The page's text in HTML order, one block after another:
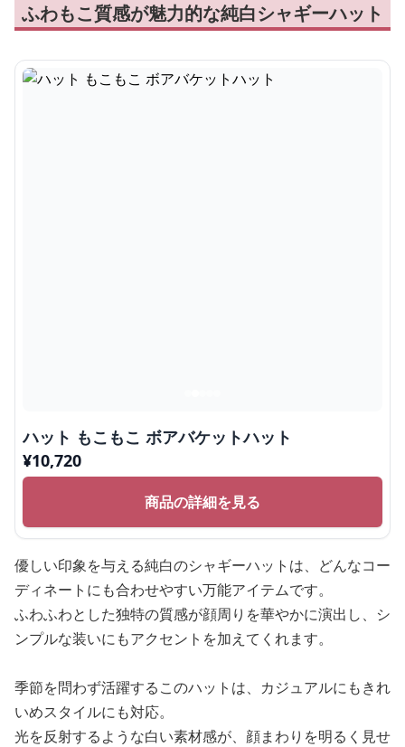
ふわもこ質感が魅力的な純白シャギーハット
ハット もこもこ ボアバケットハット
¥10,720
商品の詳細を見る
優しい印象を与える純白のシャギーハットは、どんなコー
ディネートにも合わせやすい万能アイテムです。
ふわふわとした独特の質感が顔周りを華やかに演出し、シ
ンプルな装いにもアクセントを加えてくれます。
季節を問わず活躍するこのハットは、カジュアルにもきれ
いめスタイルにも対応。
光を反射するような白い素材感が、顔まわりを明るく見せ